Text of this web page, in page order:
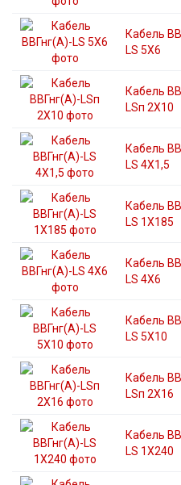
Кабель
LS 5X6
Кабель
LSп 2X10
Кабель
LS 4X1,5
Кабель
LS 1X185
Кабель
LS 4X6
Кабель
LS 5X10
Кабель
LSп 2X16
Кабель
LS 1X240